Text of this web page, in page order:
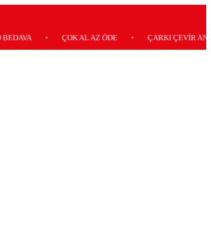
• ÇOK AL AZ ÖDE • ÇARKI ÇEVİR ANINDA